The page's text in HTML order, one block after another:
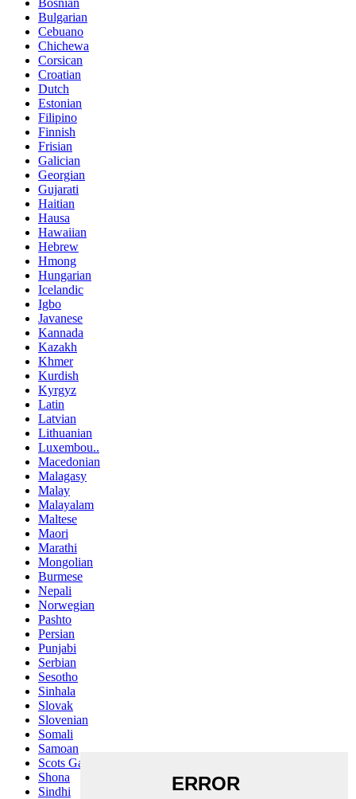
Bulgarian
Cebuano
Chichewa
Corsican
Croatian
Dutch
Estonian
Filipino
Finnish
Frisian
Galician
Georgian
Gujarati
Haitian
Hausa
Hawaiian
Hebrew
Hmong
Hungarian
Icelandic
Igbo
Javanese
Kannada
Kazakh
Khmer
Kurdish
Kyrgyz
Latin
Latvian
Lithuanian
Luxembou..
Macedonian
Malagasy
Malay
Malayalam
Maltese
Maori
Marathi
Mongolian
Burmese
Nepali
Norwegian
Pashto
Persian
Punjabi
Serbian
Sesotho
Sinhala
Slovak
Slovenian
Somali
Samoan
Scots Gaelic
Shona
Sindhi